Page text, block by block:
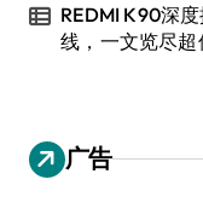
REDMI K90深
线，一文览尽超
广告